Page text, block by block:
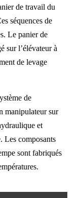
de travail du
séquences de
Le panier de
sur l’élévateur à
de levage
de
manipulateur sur
et
Les composants
sont fabriqués